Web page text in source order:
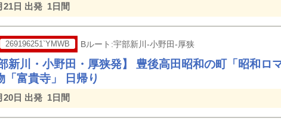
21日 出発 1日間
269196251`YMWB Bルート:宇部新川-小野田-厚狭
部新川・小野田・厚狭発】 豊後高田昭和の町「昭和ロ
「富貴寺」 日帰り
20日 出発 1日間